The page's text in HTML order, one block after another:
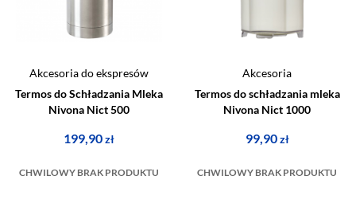
Akcesoria do ekspresów
Termos do Schładzania Mleka
Nivona Nict 500
199,90zł
CHWILOWY BRAK PRODUKTU
Akcesoria
Termos do schładzania mleka
Nivona Nict 1000
99,90zł
CHWILOWY BRAK PRODUKTU